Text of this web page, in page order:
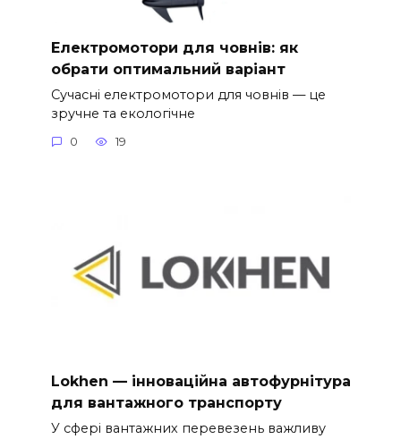
Електромотори для човнів: як
обрати оптимальний варіант
Сучасні електромотори для човнів — це
зручне та екологічне
0 19
Lokhen — інноваційна автофурнітура
для вантажного транспорту
У сфері вантажних перевезень важливу